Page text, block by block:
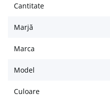
Cantitate
Marjă
Marca
Model
Culoare